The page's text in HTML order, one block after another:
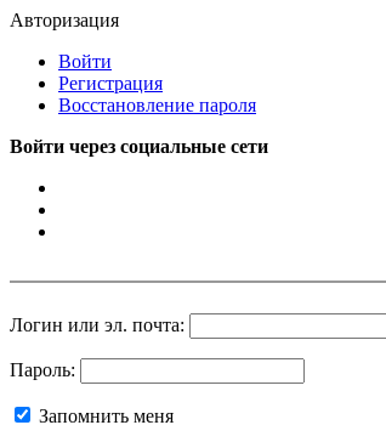
Авторизация
Войти
Регистрация
Восстановление пароля
Войти через социальные сети
Логин или эл. почта:
Пароль:
Запомнить меня